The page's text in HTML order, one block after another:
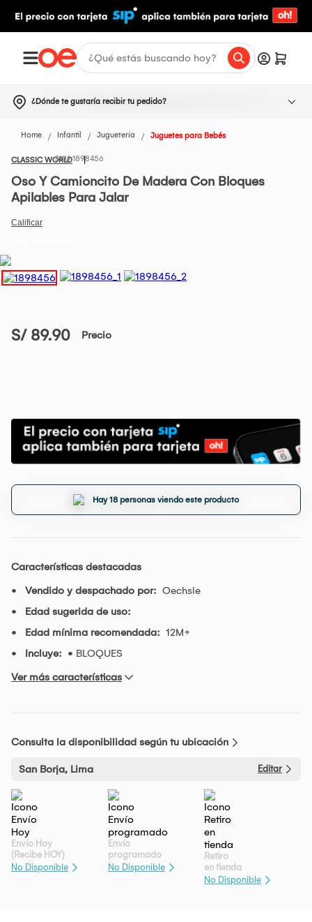
¿Dónde te gustaría recibir tu pedido?
Home Infantil Juguetería Juguetes para Bebés
CLASSIC WORLD1898456
Oso Y Camioncito De Madera Con Bloques
Apilables Para Jalar
S/ 89.90 Precio
Hay 18 personas viendo este producto
Características destacadas
Vendido y despachado por: Oechsle
Edad sugerida de uso:
Edad mínima recomendada: 12M+
Incluye: • BLOQUES
Ver más características
Consulta la disponibilidad según tu ubicación
San Borja, Lima Editar
Envío Hoy
(Recibe HOY)
No Disponible
Envío
programado
No Disponible
Retiro
en tienda
No Disponible